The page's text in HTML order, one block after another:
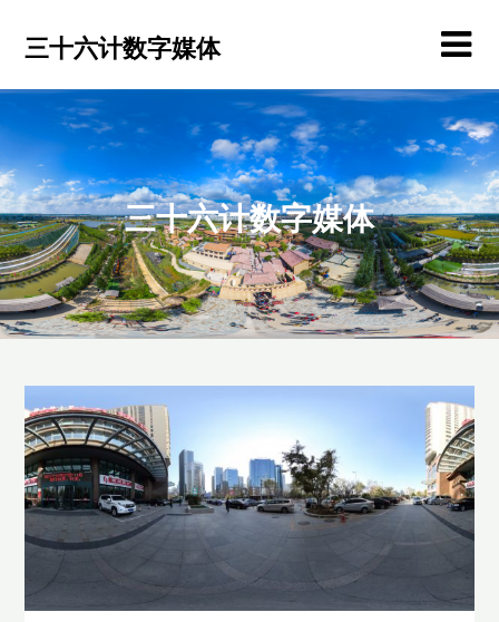
content
三十六计数字媒体
三十六计数字媒体